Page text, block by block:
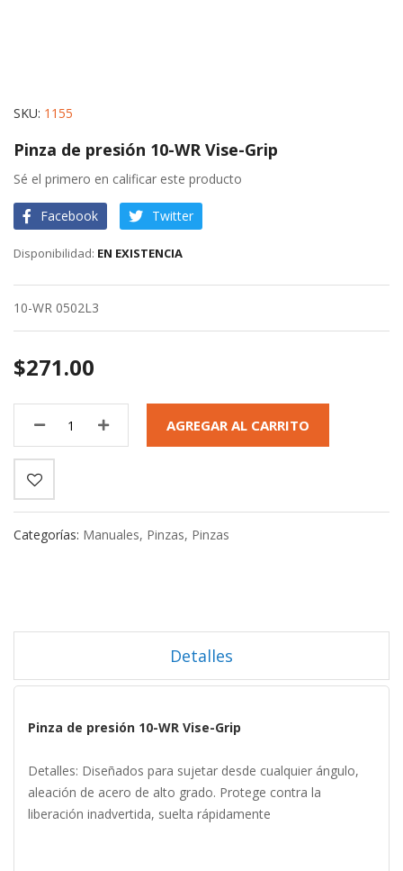
Skip
the
beginning
of
the
gallery
SKU 1155
Pinza de presión 10-WR Vise-Grip
Sé el primero en calificar este producto
Facebook Twitter
EN EXISTENCIA
10-WR 0502L3
$271.00
AGREGAR AL CARRITO
Categorías: Manuales, Pinzas, Pinzas
Detalles
Pinza de presión 10-WR Vise-Grip
Detalles: Diseñados para sujetar desde cualquier ángulo,
aleación de acero de alto grado. Protege contra la
liberación inadvertida, suelta rápidamente